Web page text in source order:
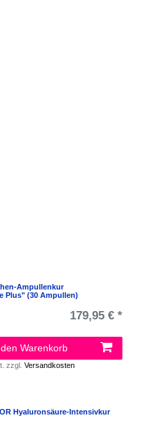
Ampullenkur
Plus" (30 Ampullen)
179,95 € *
Warenkorb
zzgl.Versandkosten
Hyaluronsäure-Intensivkur